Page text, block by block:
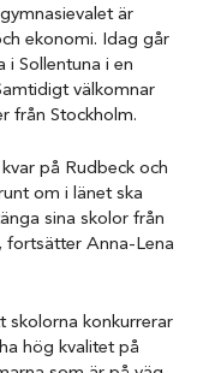
är
ekonomi. Idag går
Sollentuna i en
välkomnar
från Stockholm.
på Rudbeck och
om i länet ska
sina skolor från
fortsätter Anna-Lena
skolorna konkurrerar
hög kvalitet på